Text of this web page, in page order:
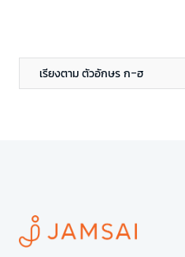
เรียงตาม ตัวอักษร ก-ฮ